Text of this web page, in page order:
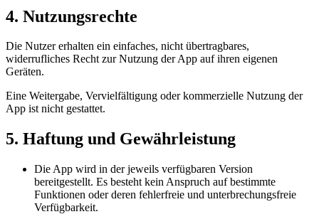
4. Nutzungsrechte
Die Nutzer erhalten ein einfaches, nicht übertragbares,
widerrufliches Recht zur Nutzung der App auf ihren eigenen
Geräten.
Eine Weitergabe, Vervielfältigung oder kommerzielle Nutzung der
App ist nicht gestattet.
5. Haftung und Gewährleistung
Die App wird in der jeweils verfügbaren Version
bereitgestellt. Es besteht kein Anspruch auf bestimmte
Funktionen oder deren fehlerfreie und unterbrechungsfreie
Verfügbarkeit.